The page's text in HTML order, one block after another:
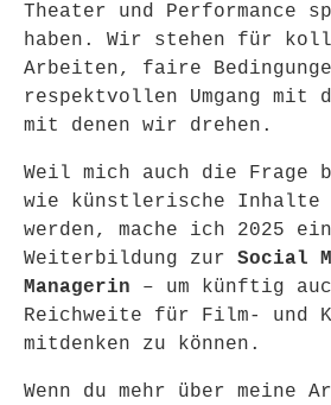
Theater und Performance
haben. Wir stehen für
Arbeiten, faire
respektvollen Umgang mit
mit denen wir drehen.
Weil mich auch die Frage
wie künstlerische Inhalte
werden, mache ich 2025
Weiterbildung zur Social
Managerin – um künftig
Reichweite für Film- und
mitdenken zu können.
Wenn du mehr über meine